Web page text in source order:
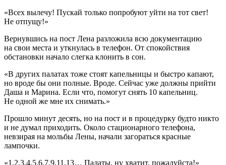
«Всех вылечу! Пускай только попробуют уйти на тот свет!
Не отпущу!»
Вернувшись на пост Лена разложила всю документацию
на свои места и уткнулась в телефон. От спокойствия
обстановки начало слегка клонить в сон.
«В других палатах тоже стоят капельницы и быстро капают,
но вроде бы они полные. Вроде. Сейчас уже должны прийти
Даша и Марина. Если что, помогут снять 10 капельниц.
Не одной же мне их снимать.»
Прошло минут десять, но на пост и в процедурку будто никто
и не думал приходить. Около стационарного телефона,
невзирая на мольбы Лены, начали загораться красные
лампочки.
«1,2,3,4,5,6,7,9,11,13… Палаты, ну хватит, пожалуйста!»